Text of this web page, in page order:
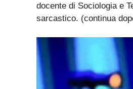
docente di Sociologia e
sarcastico. (continua